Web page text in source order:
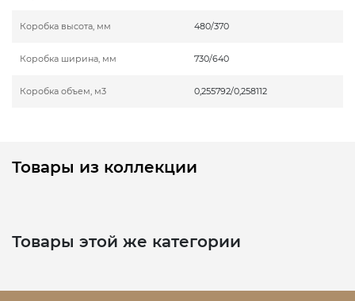
Коробка высота, мм 480/370
Коробка ширина, мм 730/640
Коробка объем, м3 0,255792/0,258112
Товары из коллекции
Товары этой же категории